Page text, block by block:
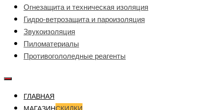
Огнезащита и техническая изоляция
Гидро-ветрозащита и пароизоляция
Звукоизоляция
Пиломатериалы
Противогололедные реагенты
ГЛАВНАЯ
МАГАЗИНСКИДКИ